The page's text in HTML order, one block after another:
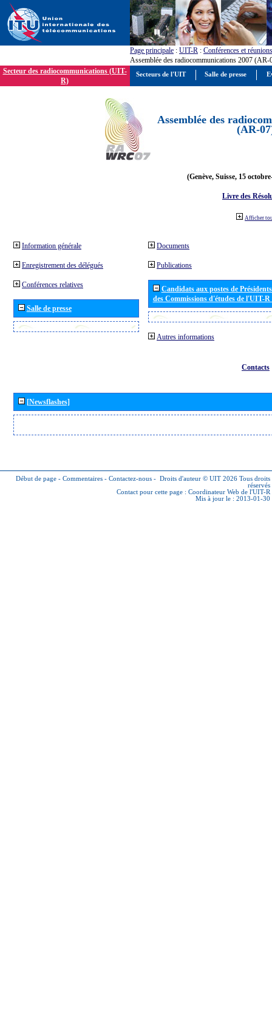
Page principale : UIT-R : Conférences et réunions
Assemblée des radiocommunications 2007 (AR-
Secteur des radiocommunications (UIT-
R)
Assemblée des
(AR-
(Genève, Suisse, 15
Livre des
Afficher
Information générale
Enregistrement des délégués
Conférences relatives
Salle de presse
Documents
Publications
Candidats aux postes de
des Commissions d'études de l'UIT-
Autres informations
Contacts
[Newsflashes]
Début de page - Commentaires - Contactez-nous - Droits d'auteur © UIT 2026 Tous droits
réservés
Contact pour cette page : Coordinateur Web de l'UIT-R
Mis à jour le : 2013-01-30
Secteurs de l'UIT Salle de presse